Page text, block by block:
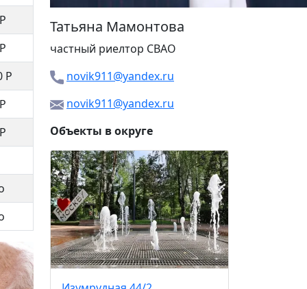
Р
Татьяна Мамонтова
частный риелтор СВАО
novik911@yandex.ru
novik911@yandex.ru
Объекты в округе